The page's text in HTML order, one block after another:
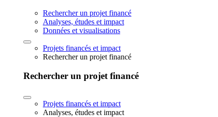
Rechercher un projet financé
Analyses, études et impact
Données et visualisations
Projets financés et impact
Rechercher un projet financé
Rechercher un projet financé
Projets financés et impact
Analyses, études et impact